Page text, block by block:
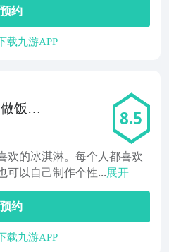
预约
载九游APP
饭游
8.5
欢的冰淇淋。每个人都喜欢
可以自己制作个性...展开
预约
载九游APP